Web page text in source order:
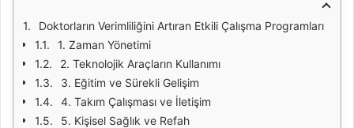
Doktorların Verimliliğini Artıran Etkili Çalışma Programları
1. Zaman Yönetimi
2. Teknolojik Araçların Kullanımı
3. Eğitim ve Sürekli Gelişim
4. Takım Çalışması ve İletişim
5. Kişisel Sağlık ve Refah